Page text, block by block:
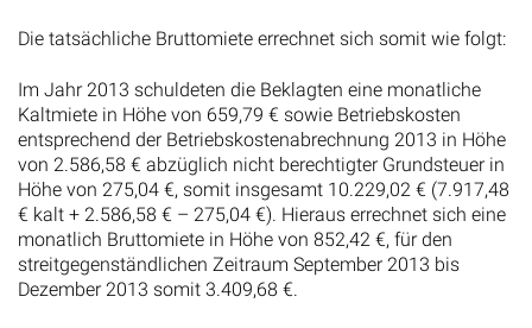
Die tatsächliche Bruttomiete errechnet sich somit wie folgt:
Im Jahr 2013 schuldeten die Beklagten eine monatliche
Kaltmiete in Höhe von 659,79 € sowie Betriebskosten
entsprechend der Betriebskostenabrechnung 2013 in Höhe
von 2.586,58 € abzüglich nicht berechtigter Grundsteuer in
Höhe von 275,04 €, somit insgesamt 10.229,02 € (7.917,48
€ kalt + 2.586,58 € – 275,04 €). Hieraus errechnet sich eine
monatlich Bruttomiete in Höhe von 852,42 €, für den
streitgegenständlichen Zeitraum September 2013 bis
Dezember 2013 somit 3.409,68 €.